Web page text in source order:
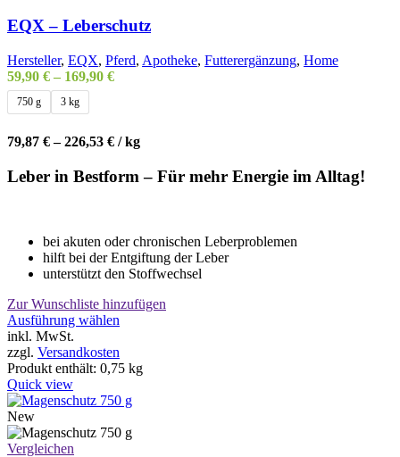
der
gewählt
werden
EQX – Leberschutz
Hersteller, EQX, Pferd, Apotheke, Futterergänzung, Home
59,90 € – 169,90 €
750 g 3 kg
79,87 €–226,53 € /kg
Leber in Bestform – Für mehr Energie im Alltag!
bei akuten oder chronischen Leberproblemen
hilft bei der Entgiftung der Leber
unterstützt den Stoffwechsel
Zur Wunschliste hinzufügen
Ausführung wählen
mehrere
auf.
Optionen
inkl. MwSt.
zzgl. Versandkosten
Produkt enthält: 0,75 kg
Quick view
New
Vergleichen